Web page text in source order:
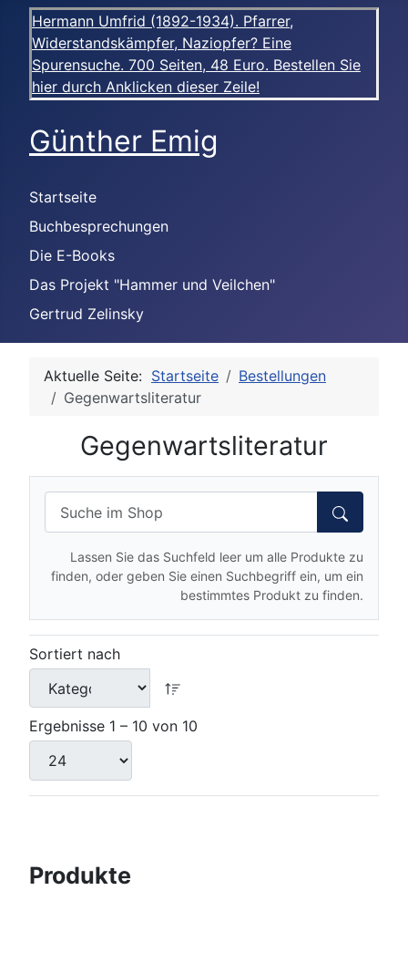
Hermann Umfrid (1892-1934). Pfarrer,
Widerstandskämpfer, Naziopfer? Eine
Spurensuche. 700 Seiten, 48 Euro. Bestellen Sie
hier durch Anklicken dieser Zeile!
Günther Emig
Startseite
Buchbesprechungen
Die E-Books
Das Projekt "Hammer und Veilchen"
Gertrud Zelinsky
Aktuelle Seite: Startseite
Bestellungen
Gegenwartsliteratur
Gegenwartsliteratur
Lassen Sie das Suchfeld leer um alle Produkte zu
finden, oder geben Sie einen Suchbegriff ein, um ein
bestimmtes Produkt zu finden.
Sortiert nach
Ergebnisse 1 – 10 von 10
Produkte